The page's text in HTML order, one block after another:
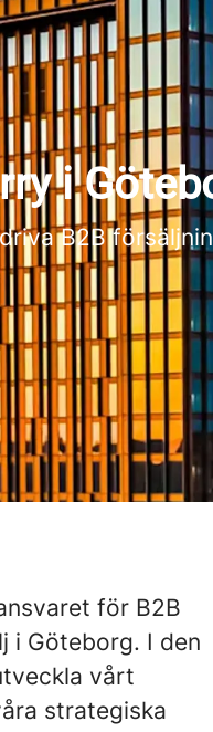
i
B2B
för B2B
i Göteborg. I den
vårt
strategiska